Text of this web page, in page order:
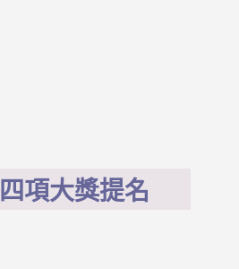
項大獎提名